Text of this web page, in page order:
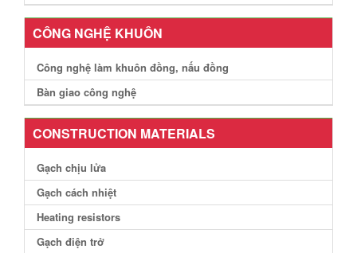
CÔNG NGHỆ KHUÔN
Công nghệ làm khuôn đồng, nấu đồng
Bàn giao công nghệ
CONSTRUCTION MATERIALS
Gạch chịu lửa
Gạch cách nhiệt
Heating resistors
Gạch điện trở